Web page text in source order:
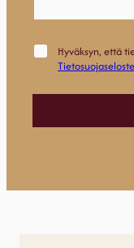
p
s
S
i
M
k
t
Hyväksyn, että